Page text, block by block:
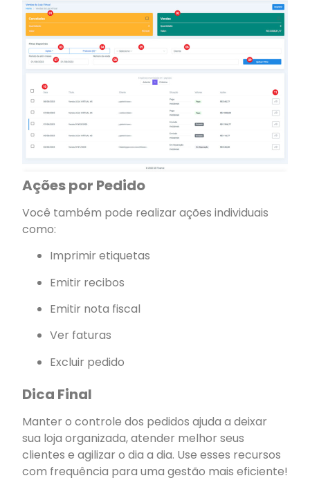
Ações por Pedido
Você também pode realizar ações individuais
como:
Imprimir etiquetas
Emitir recibos
Emitir nota fiscal
Ver faturas
Excluir pedido
Dica Final
Manter o controle dos pedidos ajuda a deixar
sua loja organizada, atender melhor seus
clientes e agilizar o dia a dia. Use esses recursos
com frequência para uma gestão mais eficiente!